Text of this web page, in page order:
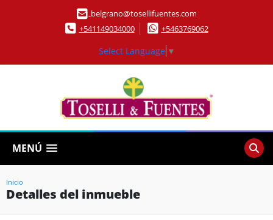
belgrano@tosellifuentes.com
+541149034000
+5463769062
Select Language ▼
MENÚ
Inicio
Detalles del inmueble